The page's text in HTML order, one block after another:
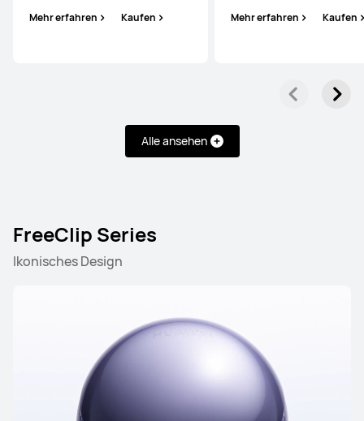
Mehr erfahren Kaufen Mehr erfahren Kaufen
Alle ansehen
FreeClip Series
Ikonisches Design